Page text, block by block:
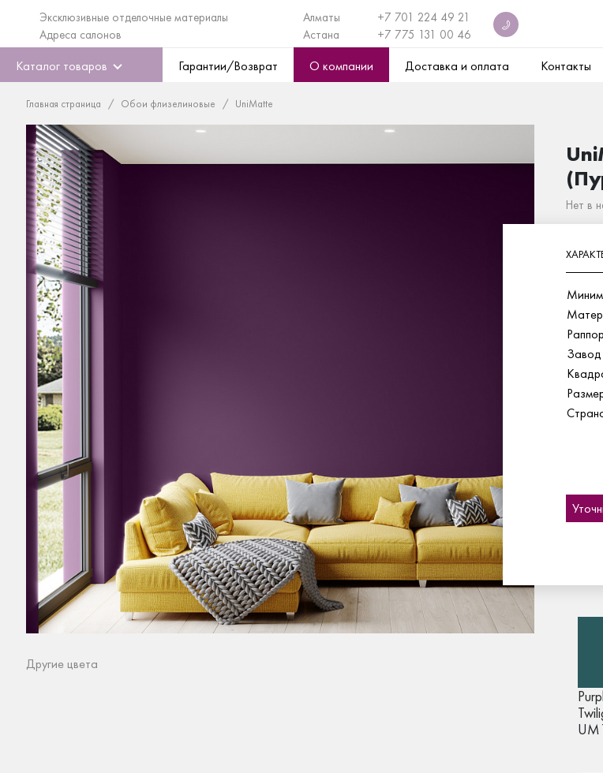
Эксклюзивные отделочные материалы
Адреса салонов
Алматы
+7 701 224 49 21
Астана
+7 775 131 00 46
Каталог товаров Гарантии/Возврат О компании Доставка и оплата Контакты
Главная страница Обои флизелиновые UniMatte
Другие цвета
Нет в
Завод